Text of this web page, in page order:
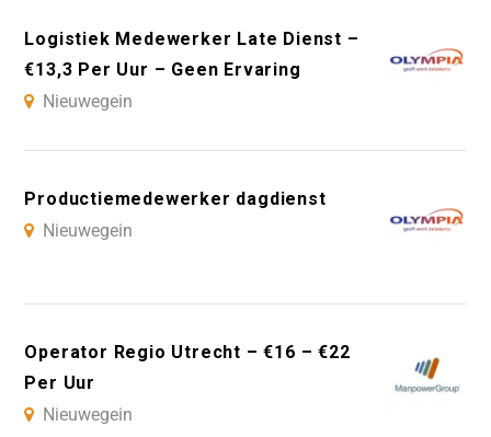
Logistiek Medewerker Late Dienst –
€13,3 Per Uur – Geen Ervaring
Nieuwegein
Productiemedewerker dagdienst
Nieuwegein
Operator Regio Utrecht – €16 – €22
Per Uur
Nieuwegein